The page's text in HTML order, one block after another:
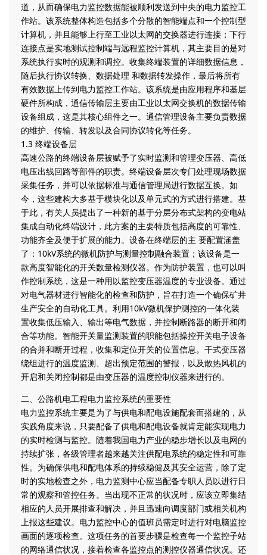
道，从而确保电力监控数据能被顺利发送到中央的电力监控工
作站。该系统整体构造包括多个分散的智能端点和一个控制型
计算机，并且能够上行至工业以太网的交换器进行连接；下行
连接点是实地测试控制端与远程监控计算机，其主要目的是对
系统执行实时的观测和调控。收集终端装置的详细数据信息，
随后执行协议转换、数据处理 和数据转发操作，最后将所有
有效数据上传到电力监控工作站。该系统是由应用程序和基层
硬件所构成，通信传输层主要由工业以太网交换机的数据传输
设备组成，这是其核心组件之一。通信管理设备主要负责数据
的维护、传输、转发以及合同协议转化等任务。
1.3 终端设备层
高速公路的终端设备层被赋予了实时监测和管理变压器、高低
电压出线回路等部件的职责。终端设备层次专门处理现场数据
采集任务，并可以依据标准与通信管理局进行数据互换。如
今，这些建构大多基于模块化以及单元式的方式进行搭建。基
于此，有关人员提出了一种新的基于分层分布式架构的变电站
集成自动化终端设计，此方案的主要特质包括高度的可靠性、
功能齐全及便于扩展的能力。设备在终端层的主 要配置涵盖
了：10kV系统的微机防护与测量控制融合装置；该设备是一
款高度智能化的开关数量检测仪器。作为防护装置，也可以叫
作控制系统，这是一种用以监控变压器温度的专业设备。通过
对电气器材进行智能化的检查和防护，旨在打造一个确保矿井
生产安全的自动化工具。利用10kV微机保护测控的一体化装
置收集低压输入、输出等电气数据，并控制断路器的断开和闭
合等功能。智能开关量监测装置的职能包括操控开关电子设备
的合并和断开过程，收集和定位开关的位置信息。干式变压器
绕组进行的温度监测、超出预定范围的警报，以及散热风机的
开启和关闭控制都是由变压器的温度控制仪器来进行的。
二、公路机电工程电力监控系统的重要性
电力监控系统主要是为了与供电和配电设施配套而搭建的，从
实践角度来说，只要配备了供电和配电设备就肯定能实现电力
的实时检测与监控。随着我国电力产业的稳步增长以及电网的
持续扩张，各级管理者越来越关注供配电系统的稳定性和可靠
性。为确保供电和配电体系的持续稳健及其安全运营，除了定
时的实地检查之外，电力监测中心应当配备专职人员以进行日
常的观察和管控任务。当出现不正常的状况时，应该立即集结
相应的人员开展排查和解决，并且迅速向调度部门或相关机构
上报这些建议。电力监控中心的值班员需定时进行对电脑监控
画面的逐项检查。这项任务的首要步骤是检查每一个监控子站
的网络通信状况，接着检查各监控点的测控仪器通信状况。还